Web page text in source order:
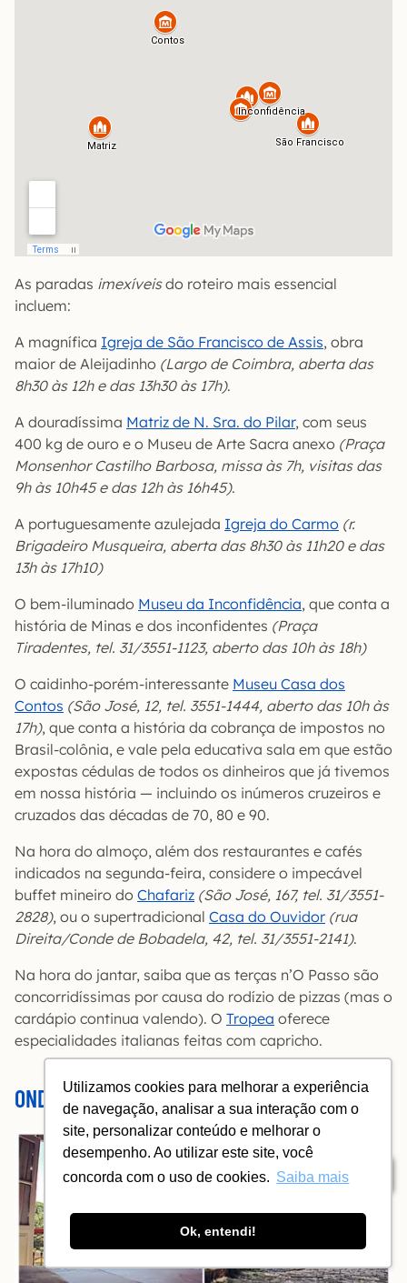
Utilizamos cookies para melhorar a experiência
de navegação, analisar a sua interação com o
site, personalizar conteúdo e melhorar o
desempenho. Ao utilizar este site, você
concorda com o uso de cookies. Saiba mais
Ok, entendi!
Índice
As paradas imexíveisdo roteiro mais essencial
incluem:
A magnífica Igreja de São Francisco de Assis, obra
maior de Aleijadinho (Largo de Coimbra, aberta das
8h30 às 12h e das 13h30 às 17h).
A douradíssima Matriz de N. Sra. do Pilar, com seus
400 kg de ouro e o Museu de Arte Sacra anexo (Praça
Monsenhor Castilho Barbosa, missa às 7h, visitas das
9h às 10h45 e das 12h às 16h45).
A portuguesamente azulejada Igreja do Carmo (r.
Brigadeiro Musqueira, aberta das 8h30 às 11h20 e das
13h às 17h10)
O bem-iluminado Museu da Inconfidência, que conta a
história de Minas e dos inconfidentes (Praça
Tiradentes, tel. 31/3551-1123, aberto das 10h às 18h)
O caidinho-porém-interessante Museu Casa dos
Contos (São José, 12, tel. 3551-1444, aberto das 10h às
17h), que conta a história da cobrança de impostos no
Brasil-colônia, e vale pela educativa sala em que estão
expostas cédulas de todos os dinheiros que já tivemos
em nossa história — incluindo os inúmeros cruzeiros e
cruzados das décadas de 70, 80 e 90.
Na hora do almoço, além dos restaurantes e cafés
indicados na segunda-feira, considere o impecável
buffet mineiro do Chafariz (São José, 167, tel. 31/3551-
2828), ou o supertradicional Casa do Ouvidor (rua
Direita/Conde de Bobadela, 42, tel. 31/3551-2141).
Na hora do jantar, saiba que as terças n’O Passo são
concorridíssimas por causa do rodízio de pizzas (mas o
cardápio continua valendo). O Tropea oferece
especialidades italianas feitas com capricho.
ONDE FICAR EM OURO PRETO